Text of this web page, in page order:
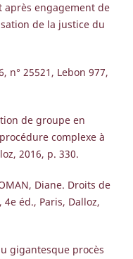
après engagement de
de la justice du
n° 25521, Lebon 977,
de groupe en
complexe à
2016, p. 330.
Diane. Droits de
éd., Paris, Dalloz,
gigantesque procès